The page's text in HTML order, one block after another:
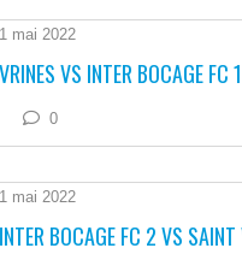
1 mai 2022
VRINES VS INTER BOCAGE FC 1
0
1 mai 2022
INTER BOCAGE FC 2 VS SAINT